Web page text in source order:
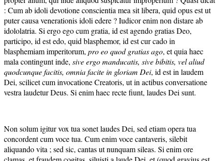
: Cum ab idoli devotione conscientia mea sit libera, quid opus est ut
puter causa venerationis idoli edere ? Iudicor enim non distare ab
idololatria. Si ergo ego cum gratia, id est agendo gratias Deo,
participo, id est edo, quid blasphemor, id est cur cado in
blasphemiam imperitorum, pro eo quod gratias ago, et quia haec
mala contingunt inde, sive ergo manducatis, sive bibitis, vel aliud
quodcunque facitis, omnia facite in gloriam Dei, id est in laudem
Dei, scilicet cum invocatione Creatoris, ut in actibus conversatione
vestra laudetur Deus. Si enim haec recte fiunt, laudes Dei sunt.
Non solum igitur vox tua sonet laudes Dei, sed etiam opera tua
concordent cum voce tua. Cum enim voce cantaveris, silebit
aliquando vita ; sed sic, cantas ut nunquam sileas. Si enim ore